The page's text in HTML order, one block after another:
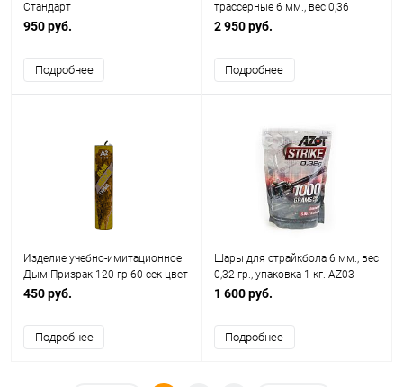
Стандарт
950 руб.
Подробнее
трассерные 6 мм., вес 0,36
гр.,0.5кг. (AZOT Russia)
2 950 руб.
Подробнее
Изделие учебно-имитационное
Дым Призрак 120 гр 60 сек цвет
желтый A2 tech
450 руб.
Подробнее
Шары для страйкбола 6 мм., вес
0,32 гр., упаковка 1 кг. AZ03-
0005 (AZOT Russia)
1 600 руб.
Подробнее